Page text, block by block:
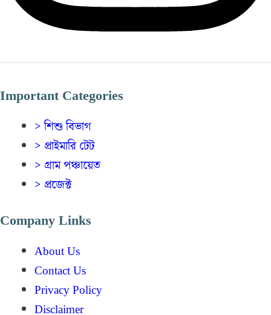
Important Categories
> শিশু বিভাগ
> প্রাইমারি টেট
> গ্রাম পঞ্চায়েত
> প্রজেক্ট
Company Links
About Us
Contact Us
Privacy Policy
Disclaimer